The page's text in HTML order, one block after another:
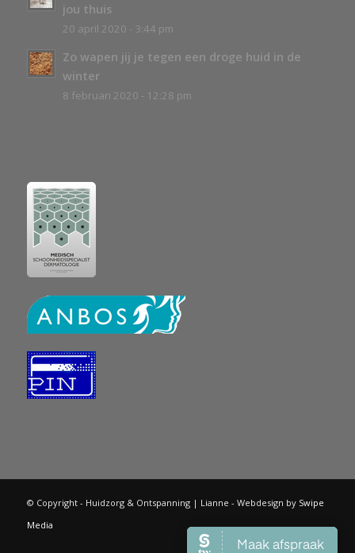
jou thuis
20 april 2020 - 3:44 pm
Zo wapen jij je tegen een droge huid in de
winter
8 februari 2020 - 12:28 pm
© Copyright - Huidzorg & Ontspanning | Lianne - Webdesign by Swipe
Media